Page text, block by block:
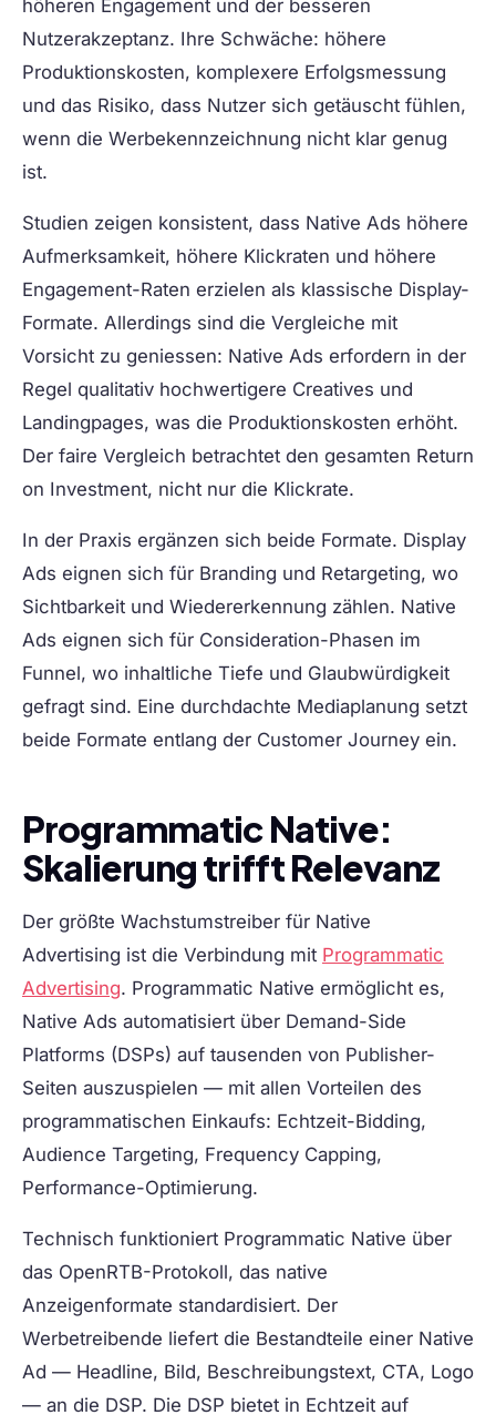
höheren Engagement und der besseren
Nutzerakzeptanz. Ihre Schwäche: höhere
Produktionskosten, komplexere Erfolgsmessung
und das Risiko, dass Nutzer sich getäuscht fühlen,
wenn die Werbekennzeichnung nicht klar genug
ist.
Studien zeigen konsistent, dass Native Ads höhere
Aufmerksamkeit, höhere Klickraten und höhere
Engagement-Raten erzielen als klassische Display-
Formate. Allerdings sind die Vergleiche mit
Vorsicht zu geniessen: Native Ads erfordern in der
Regel qualitativ hochwertigere Creatives und
Landingpages, was die Produktionskosten erhöht.
Der faire Vergleich betrachtet den gesamten Return
on Investment, nicht nur die Klickrate.
In der Praxis ergänzen sich beide Formate. Display
Ads eignen sich für Branding und Retargeting, wo
Sichtbarkeit und Wiedererkennung zählen. Native
Ads eignen sich für Consideration-Phasen im
Funnel, wo inhaltliche Tiefe und Glaubwürdigkeit
gefragt sind. Eine durchdachte Mediaplanung setzt
beide Formate entlang der Customer Journey ein.
Programmatic Native:
Skalierung trifft Relevanz
Der größte Wachstumstreiber für Native
Advertising ist die Verbindung mit Programmatic
Advertising. Programmatic Native ermöglicht es,
Native Ads automatisiert über Demand-Side
Platforms (DSPs) auf tausenden von Publisher-
Seiten auszuspielen — mit allen Vorteilen des
programmatischen Einkaufs: Echtzeit-Bidding,
Audience Targeting, Frequency Capping,
Performance-Optimierung.
Technisch funktioniert Programmatic Native über
das OpenRTB-Protokoll, das native
Anzeigenformate standardisiert. Der
Werbetreibende liefert die Bestandteile einer Native
Ad — Headline, Bild, Beschreibungstext, CTA, Logo
— an die DSP. Die DSP bietet in Echtzeit auf